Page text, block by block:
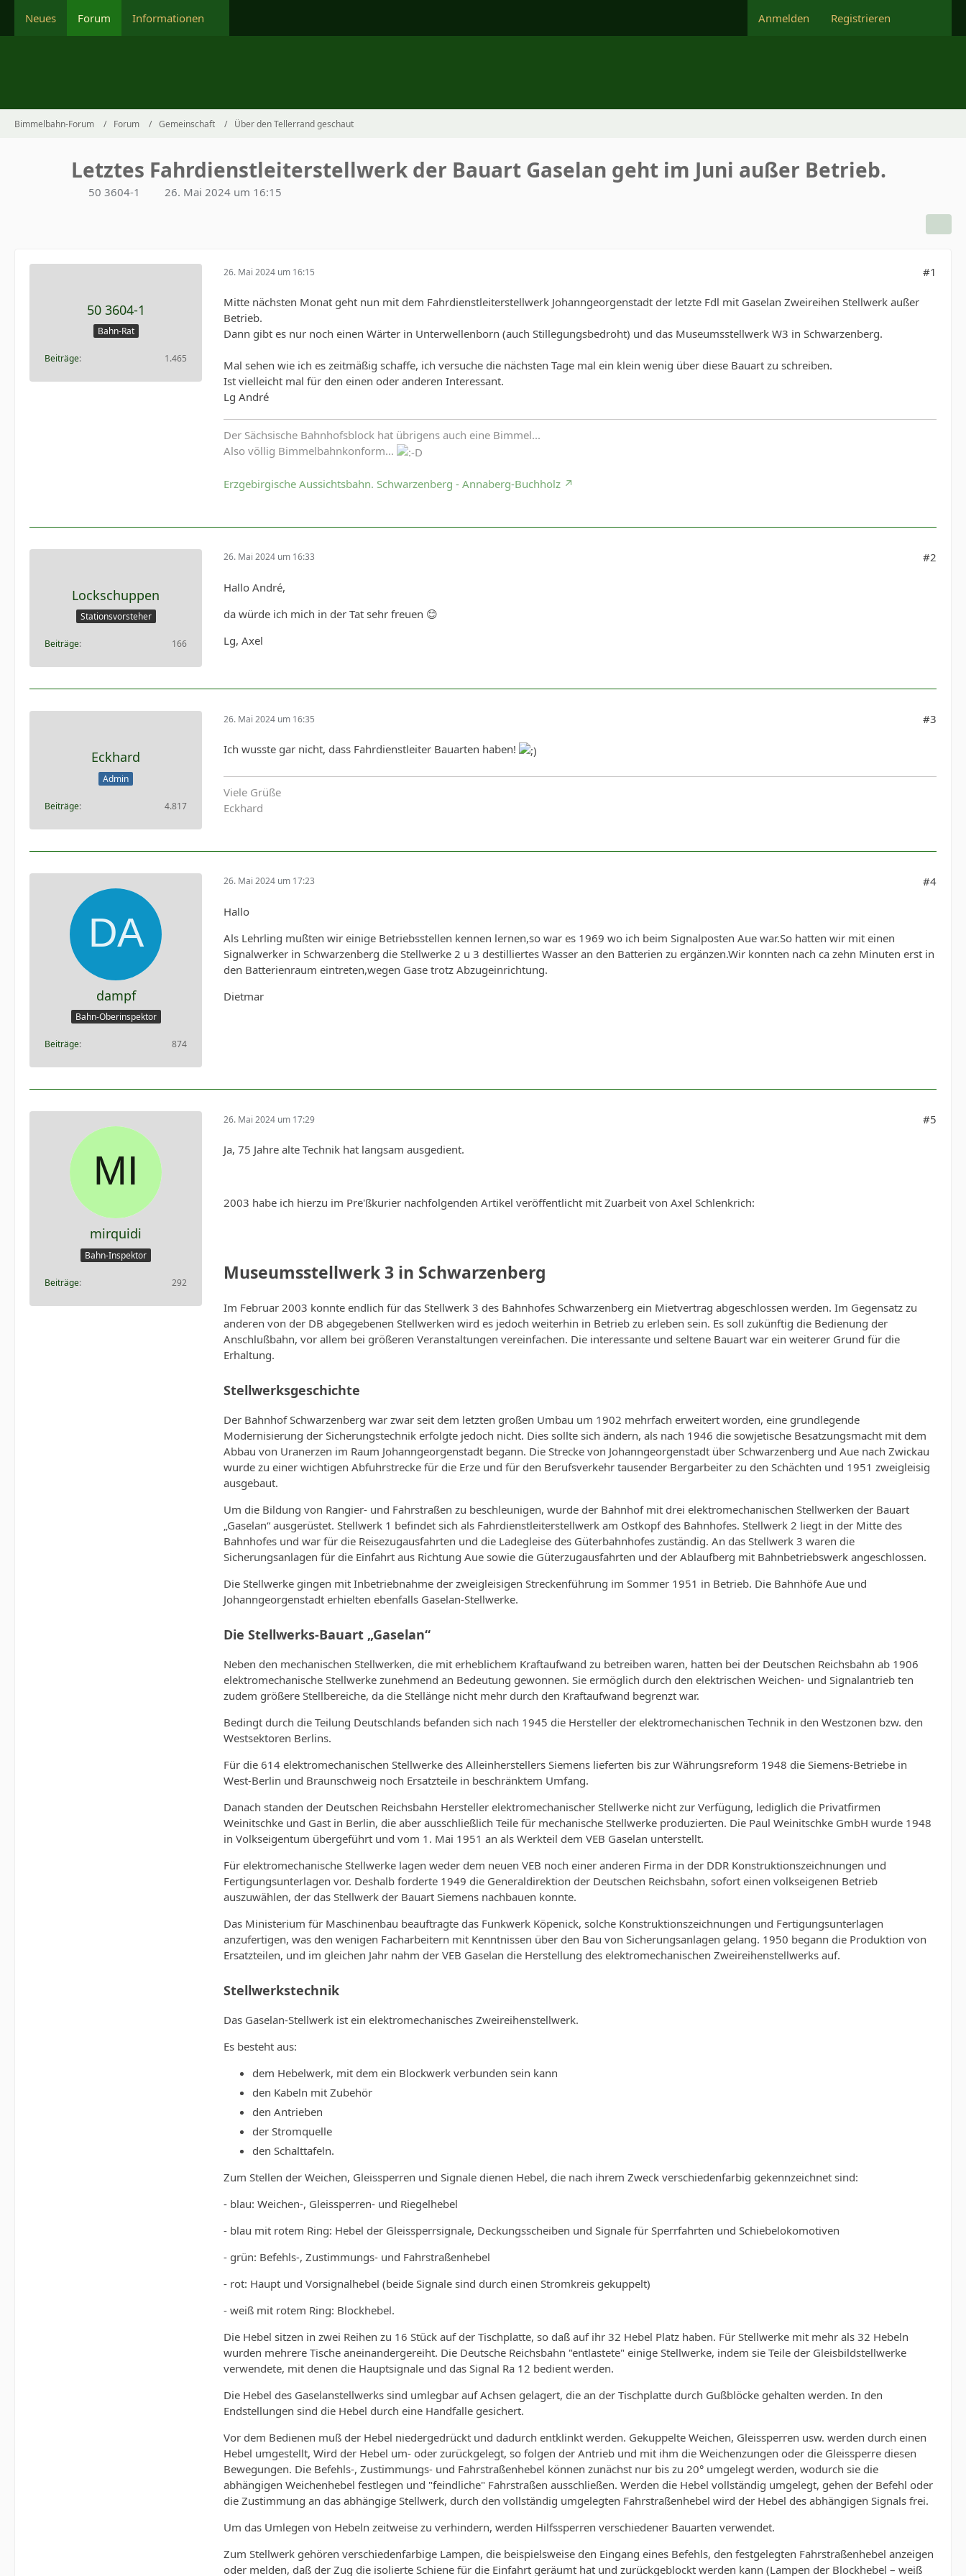
Neues Forum Informationen Anmelden Registrieren
Bimmelbahn-Forum Forum Gemeinschaft Über den Tellerrand geschaut
Letztes Fahrdienstleiterstellwerk der Bauart Gaselan geht im Juni außer Betrieb.
50 3604-1 26. Mai 2024 um 16:15
50 3604-1
Bahn-Rat
Beiträge 1.465
26. Mai 2024 um 16:15 #1
Mitte nächsten Monat geht nun mit dem Fahrdienstleiterstellwerk Johanngeorgenstadt der letzte Fdl mit Gaselan Zweireihen Stellwerk außer
Betrieb.
Dann gibt es nur noch einen Wärter in Unterwellenborn (auch Stillegungsbedroht) und das Museumsstellwerk W3 in Schwarzenberg.
Mal sehen wie ich es zeitmäßig schaffe, ich versuche die nächsten Tage mal ein klein wenig über diese Bauart zu schreiben.
Ist vielleicht mal für den einen oder anderen Interessant.
Lg André
Der Sächsische Bahnhofsblock hat übrigens auch eine Bimmel...
Also völlig Bimmelbahnkonform...
Erzgebirgische Aussichtsbahn. Schwarzenberg - Annaberg-Buchholz
Lockschuppen
Stationsvorsteher
Beiträge 166
26. Mai 2024 um 16:33 #2
Hallo André,
da würde ich mich in der Tat sehr freuen 😊
Lg, Axel
Eckhard
Admin
Beiträge 4.817
26. Mai 2024 um 16:35 #3
Ich wusste gar nicht, dass Fahrdienstleiter Bauarten haben!
Viele Grüße
Eckhard
dampf
Bahn-Oberinspektor
Beiträge 874
26. Mai 2024 um 17:23 #4
Hallo
Als Lehrling mußten wir einige Betriebsstellen kennen lernen,so war es 1969 wo ich beim Signalposten Aue war.So hatten wir mit einen
Signalwerker in Schwarzenberg die Stellwerke 2 u 3 destilliertes Wasser an den Batterien zu ergänzen.Wir konnten nach ca zehn Minuten erst in
den Batterienraum eintreten,wegen Gase trotz Abzugeinrichtung.
Dietmar
mirquidi
Bahn-Inspektor
Beiträge 292
26. Mai 2024 um 17:29 #5
Ja, 75 Jahre alte Technik hat langsam ausgedient.
2003 habe ich hierzu im Pre'ßkurier nachfolgenden Artikel veröffentlicht mit Zuarbeit von Axel Schlenkrich:
Museumsstellwerk 3 in Schwarzenberg
Im Februar 2003 konnte endlich für das Stellwerk 3 des Bahnhofes Schwarzenberg ein Mietvertrag abgeschlossen werden. Im Gegensatz zu
anderen von der DB abgegebenen Stellwerken wird es jedoch weiterhin in Betrieb zu erleben sein. Es soll zukünftig die Bedienung der
Anschlußbahn, vor allem bei größeren Veranstaltungen vereinfachen. Die interessante und seltene Bauart war ein weiterer Grund für die
Erhaltung.
Stellwerksgeschichte
Der Bahnhof Schwarzenberg war zwar seit dem letzten großen Umbau um 1902 mehrfach erweitert worden, eine grundlegende
Modernisierung der Sicherungstechnik erfolgte jedoch nicht. Dies sollte sich ändern, als nach 1946 die sowjetische Besatzungsmacht mit dem
Abbau von Uranerzen im Raum Johanngeorgenstadt begann. Die Strecke von Johanngeorgenstadt über Schwarzenberg und Aue nach Zwickau
wurde zu einer wichtigen Abfuhrstrecke für die Erze und für den Berufsverkehr tausender Bergarbeiter zu den Schächten und 1951 zweigleisig
ausgebaut.
Um die Bildung von Rangier- und Fahrstraßen zu beschleunigen, wurde der Bahnhof mit drei elektromechanischen Stellwerken der Bauart
„Gaselan“ ausgerüstet. Stellwerk 1 befindet sich als Fahrdienstleiterstellwerk am Ostkopf des Bahnhofes. Stellwerk 2 liegt in der Mitte des
Bahnhofes und war für die Reisezugausfahrten und die Ladegleise des Güterbahnhofes zuständig. An das Stellwerk 3 waren die
Sicherungsanlagen für die Einfahrt aus Richtung Aue sowie die Güterzugausfahrten und der Ablaufberg mit Bahnbetriebswerk angeschlossen.
Die Stellwerke gingen mit Inbetriebnahme der zweigleisigen Streckenführung im Sommer 1951 in Betrieb. Die Bahnhöfe Aue und
Johanngeorgenstadt erhielten ebenfalls Gaselan-Stellwerke.
Die Stellwerks-Bauart „Gaselan“
Neben den mechanischen Stellwerken, die mit erheblichem Kraftaufwand zu betreiben waren, hatten bei der Deutschen Reichsbahn ab 1906
elektromechanische Stellwerke zunehmend an Bedeutung gewonnen. Sie ermöglich durch den elektrischen Weichen- und Signalantrieb ten
zudem größere Stellbereiche, da die Stellänge nicht mehr durch den Kraftaufwand begrenzt war.
Bedingt durch die Teilung Deutschlands befanden sich nach 1945 die Hersteller der elektromechanischen Technik in den Westzonen bzw. den
Westsektoren Berlins.
Für die 614 elektromechani­schen Stellwerke des Alleinherstellers Siemens lieferten bis zur Währungsreform 1948 die Sie­mens-Betriebe in
West-Berlin und Braun­schweig noch Ersatzteile in beschränktem Um­fang.
Danach standen der Deutschen Reichsbahn Hersteller elektromechanischer Stellwerke nicht zur Verfügung, lediglich die Privatfir­men
Weinitschke und Gast in Berlin, die aber ausschließlich Teile für mechanische Stellwer­ke produzierten. Die Paul Weinitschke GmbH wurde 1948
in Volkseigentum übergeführt und vom 1. Mai 1951 an als Werkteil dem VEB Gaselan unterstellt.
Für elektromechani­sche Stellwerke lagen weder dem neuen VEB noch einer anderen Firma in der DDR Konstrukti­onszeichnungen und
Fertigungsunterlagen vor. Deshalb forderte 1949 die Generaldirektion der Deutschen Reichsbahn, sofort einen volks­eigenen Betrieb
auszuwählen, der das Stell­werk der Bauart Siemens nachbauen konnte.
Das Ministerium für Maschinenbau beauftrag­te das Funkwerk Köpenick, solche Konstrukti­onszeichnungen und Fertigungsunterlagen
anzufertigen, was den wenigen Facharbeitern mit Kenntnissen über den Bau von Siche­rungsanlagen gelang. 1950 begann die Pro­duktion von
Ersatzteilen, und im gleichen Jahr nahm der VEB Gaselan die Herstellung des elek­tromechanischen Zweireihenstellwerks auf.
Stellwerkstechnik
Das Gaselan-Stellwerk ist ein elektromechani­sches Zweireihenstellwerk.
Es besteht aus:
dem Hebelwerk, mit dem ein Blockwerk verbunden sein kann
den Kabeln mit Zubehör
den Antrieben
der Stromquelle
den Schalttafeln.
Zum Stellen der Weichen, Gleissperren und Signale dienen Hebel, die nach ihrem Zweck verschiedenfarbig gekennzeichnet sind:
- blau: Weichen­-, Gleissperren- und Riegelhebel
- blau mit rotem Ring: Hebel der Gleissperrsignale, Deckungsscheiben und Signale für Sperrfahrten und Schiebeloko­motiven
- grün: Befehls-, Zustimmungs-­ und Fahrstraßenhebel
- rot: Haupt­ und Vorsignalhebel (beide Signale sind durch einen Stromkreis gekuppelt)
- weiß mit rotem Ring: Blockhebel.
Die Hebel sitzen in zwei Reihen zu 16 Stück auf der Tischplatte, so daß auf ihr 32 Hebel Platz haben. Für Stellwerke mit mehr als 32 Hebeln
wurden mehrere Tische aneinan­dergereiht. Die Deutsche Reichsbahn "entla­stete" einige Stellwerke, indem sie Teile der Gleisbildstellwerke
verwendete, mit denen die Hauptsignale und das Signal Ra 12 bedient werden.
Die Hebel des Gaselanstellwerks sind umleg­bar auf Achsen gelagert, die an der Tischplat­te durch Gußblöcke gehalten werden. In den
Endstellungen sind die Hebel durch eine Handfalle gesichert.
Vor dem Bedienen muß der Hebel niederge­drückt und dadurch entklinkt werden. Gekup­pelte Weichen, Gleissperren usw. werden durch einen
Hebel umgestellt, Wird der Hebel um­- oder zurückgelegt, so folgen der Antrieb und mit ihm die Weichenzungen oder die Gleissperre diesen
Bewegungen. Die Be­fehls-, Zustimmungs­- und Fahrstraßenhebel können zunächst nur bis zu 20° umgelegt wer­den, wodurch sie die
abhängigen Weichenhe­bel festlegen und "feindliche" Fahrstraßen ausschließen. Werden die Hebel vollständig umgelegt, gehen der Befehl oder
die Zustim­mung an das abhängige Stellwerk, durch den vollständig umgelegten Fahrstraßenhebel wird der Hebel des abhängigen Signals frei.
Um das Umlegen von Hebeln zeitweise zu verhindern, werden Hilfssperren verschiedener Bauarten verwendet.
Zum Stellwerk gehören verschiedenfarbige Lampen, die beispielsweise den Eingang eines Befehls, den festgelegten Fahrstraßenhe­bel anzeigen
oder melden, daß der Zug die isolierte Schiene für die Einfahrt geräumt hat und zurückgeblockt werden kann (Lampen der Blockhebel – weiß